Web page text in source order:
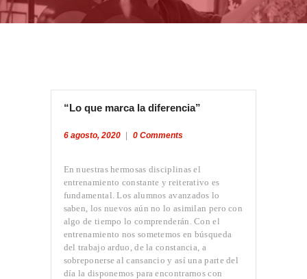
“Lo que marca la diferencia”
6 agosto, 2020 0 Comments
En nuestras hermosas disciplinas el
entrenamiento constante y reiterativo es
fundamental. Los alumnos avanzados lo
saben, los nuevos aún no lo asimilan pero con
algo de tiempo lo comprenderán. Con el
entrenamiento nos sometemos en búsqueda
del trabajo arduo, de la constancia, a
sobreponerse al cansancio y así una parte del
día la disponemos para encontrarnos con